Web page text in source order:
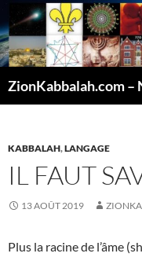
ZionKabbalah.com –
KABBALAH,LANGAGE
IL FAUT
13 AOÛT 2019
Plus la racine de l’âme